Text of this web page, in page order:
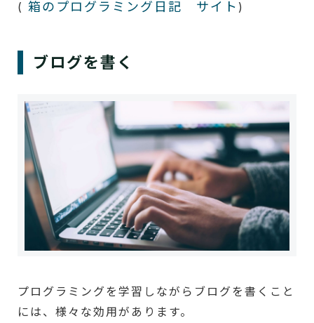
( 箱のプログラミング日記 サイト )
ブログを書く
プログラミングを学習しながらブログを書くこと
には、様々な効用があります。